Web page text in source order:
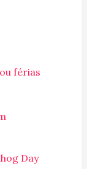
férias
Day